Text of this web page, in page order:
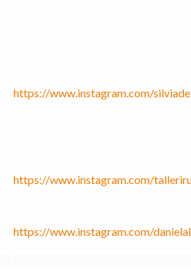
https://www.instagram.com/
https://www.instagram.com/
https://www.instagram.com/